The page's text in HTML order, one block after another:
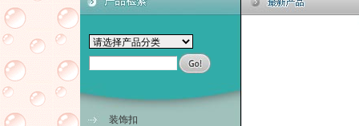
装饰扣